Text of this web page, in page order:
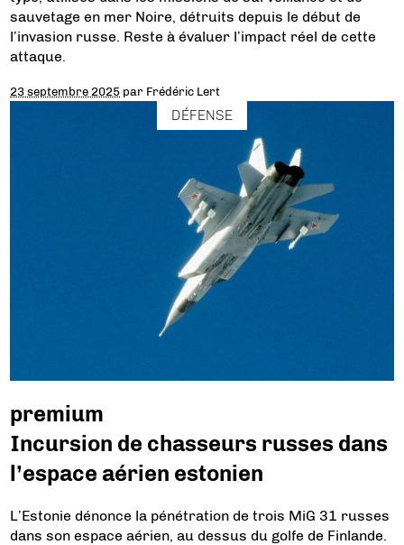
sauvetage en mer Noire, détruits depuis le début de
l’invasion russe. Reste à évaluer l’impact réel de cette
attaque.
23 septembre 2025 par Frédéric Lert
DÉFENSE
premium
Incursion de chasseurs russes dans
l’espace aérien estonien
L’Estonie dénonce la pénétration de trois MiG 31 russes
dans son espace aérien, au dessus du golfe de Finlande.